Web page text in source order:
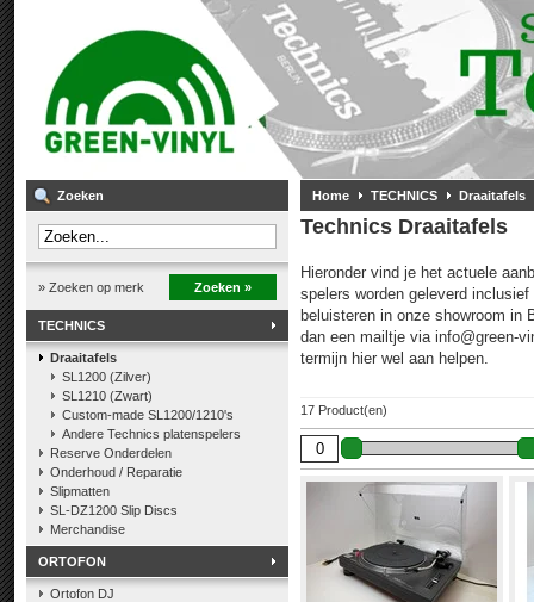
Zoeken
» Zoeken op merk Zoeken »
TECHNICS
Draaitafels
SL1200 (Zilver)
SL1210 (Zwart)
Custom-made SL1200/1210's
Andere Technics platenspelers
Reserve Onderdelen
Onderhoud / Reparatie
Slipmatten
SL-DZ1200 Slip Discs
Merchandise
ORTOFON
Ortofon DJ
Home TECHNICS Draaitafels
Technics Draaitafels
Hieronder vind je het actuele
spelers worden geleverd
beluisteren in onze showroom in
dan een mailtje via info@green-
termijn hier wel aan helpen.
17 Product(en)